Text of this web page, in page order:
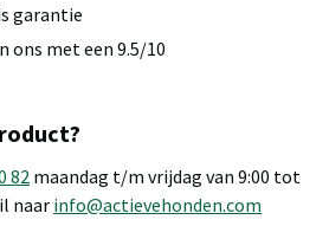
garantie
ons met een 9.5/10
82 maandag t/m vrijdag van 9:00 tot
naar info@actievehonden.com